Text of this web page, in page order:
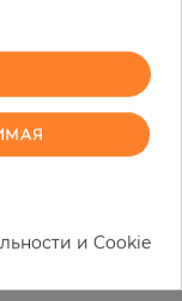
оттенки
или иной степени.
и Cookie